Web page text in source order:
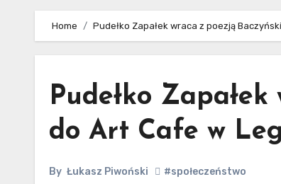
Home Pudełko Zapałek wraca z poezją
Pudełko
do Art Cafe w
By Łukasz Piwoński #społeczeństwo